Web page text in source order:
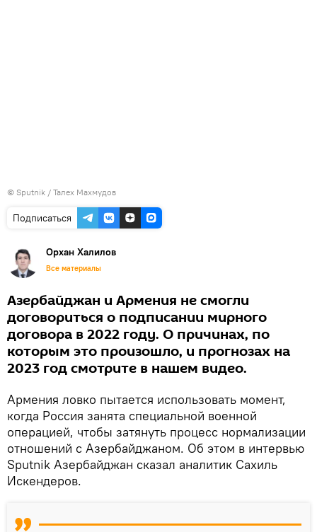
© Sputnik / Талех Махмудов
Подписаться
Орхан Халилов
Все материалы
Азербайджан и Армения не смогли
договориться о подписании мирного
договора в 2022 году. О причинах, по
которым это произошло, и прогнозах на
2023 год смотрите в нашем видео.
Армения ловко пытается использовать момент,
когда Россия занята специальной военной
операцией, чтобы затянуть процесс нормализации
отношений с Азербайджаном. Об этом в интервью
Sputnik Азербайджан сказал аналитик Сахиль
Искендеров.